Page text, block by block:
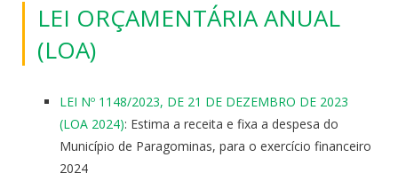
LEI ORÇAMENTÁRIA ANUAL
(LOA)
LEI Nº 1148/2023, DE 21 DE DEZEMBRO DE 2023
(LOA 2024): Estima a receita e fixa a despesa do
Município de Paragominas, para o exercício financeiro
2024